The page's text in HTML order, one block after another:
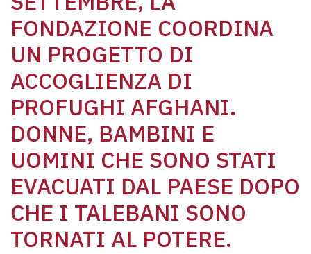
FONDAZIONE COORDINA
UN PROGETTO DI
ACCOGLIENZA DI
PROFUGHI AFGHANI.
DONNE, BAMBINI E
UOMINI CHE SONO STATI
EVACUATI DAL PAESE DOPO
CHE I TALEBANI SONO
TORNATI AL POTERE.